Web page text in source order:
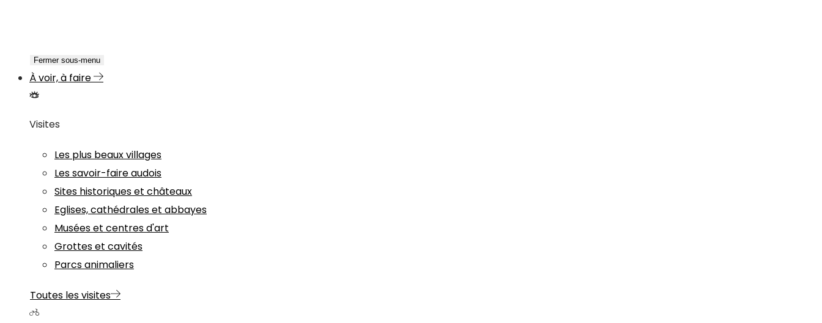
Fermer sous-menu
À voir, à faire
Visites
Les plus beaux villages
Les savoir-faire audois
Sites historiques et châteaux
Eglises, cathédrales et abbayes
Musées et centres d'art
Grottes et cavités
Parcs animaliers
Toutes les visites